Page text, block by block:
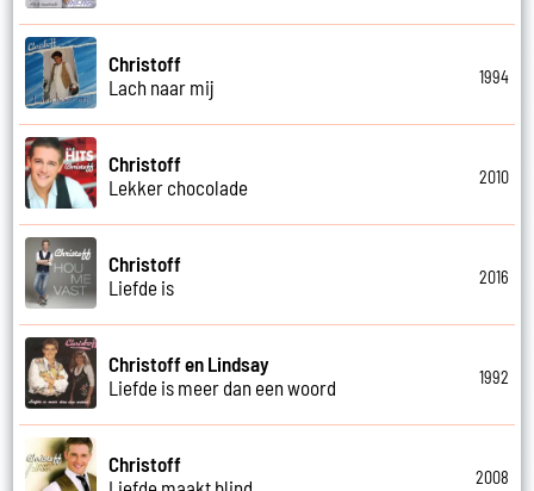
Christoff
Lach naar mij
1994
Christoff
Lekker chocolade
2010
Christoff
Liefde is
2016
Christoff en Lindsay
Liefde is meer dan een woord
1992
Christoff
2008